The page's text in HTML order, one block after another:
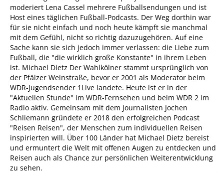
moderiert Lena Cassel mehrere Fußballsendungen und ist
Host eines täglichen Fußball-Podcasts. Der Weg dorthin war
für sie nicht einfach und noch heute kämpft sie manchmal
mit dem Gefühl, nicht so richtig dazuzugehören. Auf eine
Sache kann sie sich jedoch immer verlassen: die Liebe zum
Fußball, die "die wirklich große Konstante" in ihrem Leben
ist. Michael Dietz Der Wahlkölner stammt ursprünglich von
der Pfälzer Weinstraße, bevor er 2001 als Moderator beim
WDR-Jugendsender 1Live landete. Heute ist er in der
"Aktuellen Stunde" im WDR-Fernsehen und beim WDR 2 im
Radio aktiv. Gemeinsam mit dem Journalisten Jochen
Schliemann gründete er 2018 den erfolgreichen Podcast
"Reisen Reisen", der Menschen zum individuellen Reisen
inspirierten will. Über 100 Länder hat Michael Dietz bereist
und ermuntert die Welt mit offenen Augen zu entdecken und
Reisen auch als Chance zur persönlichen Weiterentwicklung
zu sehen.